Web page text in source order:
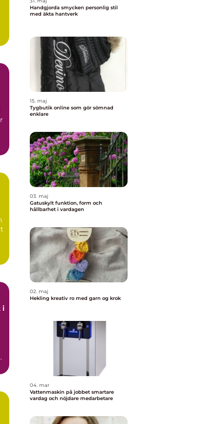
i
Handgjorda smycken personlig stil
med äkta hantverk
15. maj
Tygbutik online som gör sömnad
enklare
03. maj
Gatuskylt funktion, form och
hållbarhet i vardagen
02. maj
Hekling kreativ ro med garn og krok
04. mar
Vattenmaskin på jobbet smartare
vardag och nöjdare medarbetare